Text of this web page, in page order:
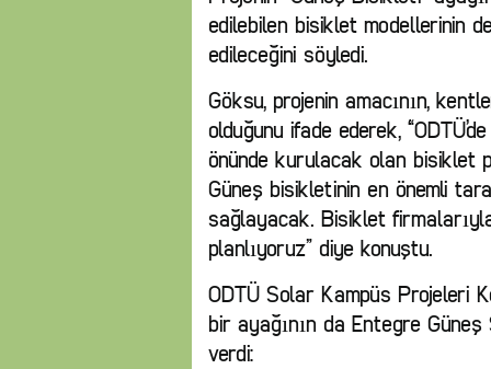
edilebilen bisiklet modellerinin
edileceğini söyledi.
Göksu, projenin amacının,
olduğunu ifade ederek,
önünde kurulacak olan bisiklet
Güneş bisikletinin en önemli
sağlayacak. Bisiklet
planlıyoruz” diye konuştu.
ODTÜ Solar Kampüs Projeleri
bir ayağının da Entegre
verdi: